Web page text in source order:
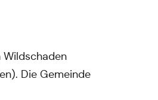
Wildschaden
Die Gemeinde